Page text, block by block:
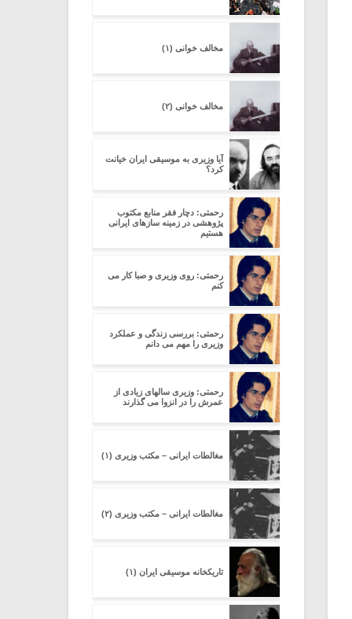
مخالف خوانی (۱)
مخالف خوانی (۲)
آیا وزیری به موسیقی ایران خیانت
کرد؟
رحمتی: دچار فقر منابع مکتوب
پژوهشی در زمینه سازهای ایرانی
هستیم
رحمتی: روی وزیری و صبا کار می
کنم
رحمتی: بررسی زندگی و عملکرد
وزیری را مهم می دانم
رحمتی: وزیری سالهای زیادی از
عمرش را در انزوا می گذارند
مغالطات ایرانی – مکتب وزیری (۱)
مغالطات ایرانی – مکتب وزیری (۲)
تاریکخانه موسیقی ایران (۱)